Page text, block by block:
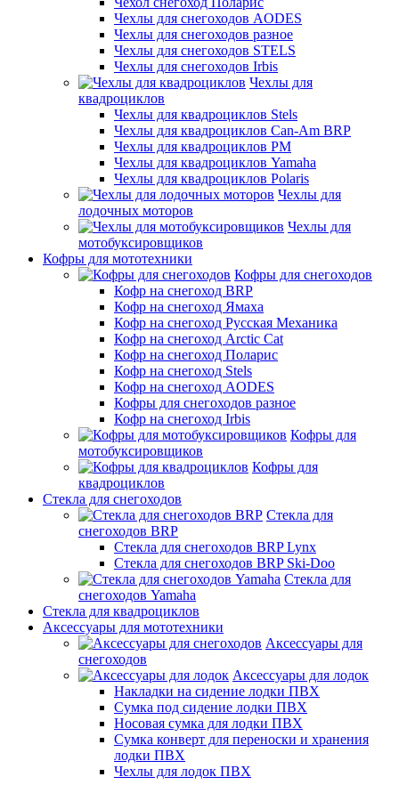
Чехлы для снегоходов AODES
Чехлы для снегоходов разное
Чехлы для снегоходов STELS
Чехлы для снегоходов Irbis
Чехлы для
квадроциклов
Чехлы для квадроциклов Stels
Чехлы для квадроциклов Can-Am BRP
Чехлы для квадроциклов РМ
Чехлы для квадроциклов Yamaha
Чехлы для квадроциклов Polaris
Чехлы для
лодочных моторов
Чехлы для
мотобуксировщиков
Кофры для мототехники
Кофры для снегоходов
Кофр на снегоход BRP
Кофр на снегоход Ямаха
Кофр на снегоход Русская Механика
Кофр на снегоход Arctic Cat
Кофр на снегоход Поларис
Кофр на снегоход Stels
Кофр на снегоход AODES
Кофры для снегоходов разное
Кофр на снегоход Irbis
Кофры для
мотобуксировщиков
Кофры для
квадроциклов
Стекла для снегоходов
Стекла для
снегоходов BRP
Стекла для снегоходов BRP Lynx
Стекла для снегоходов BRP Ski-Doo
Стекла для
снегоходов Yamaha
Стекла для квадроциклов
Аксессуары для мототехники
Аксессуары для
снегоходов
Аксессуары для лодок
Накладки на сидение лодки ПВХ
Сумка под сидение лодки ПВХ
Носовая сумка для лодки ПВХ
Сумка конверт для переноски и хранения
лодки ПВХ
Чехлы для лодок ПВХ